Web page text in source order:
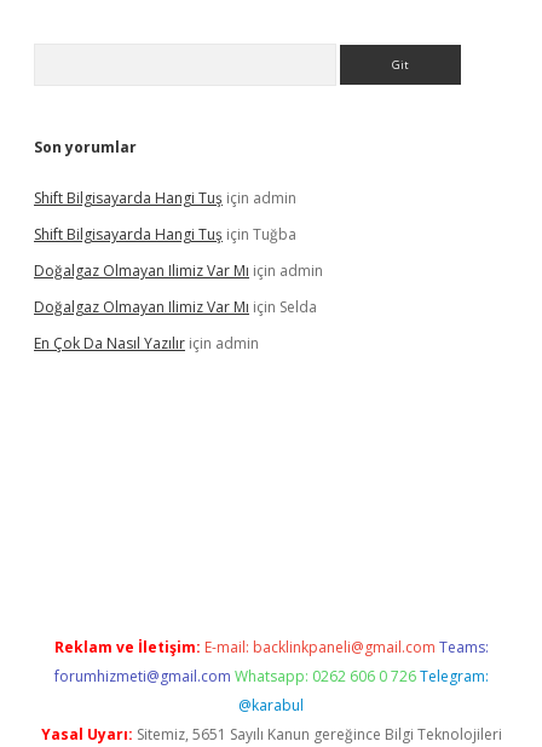
Son yorumlar
Shift Bilgisayarda Hangi Tuş için admin
Shift Bilgisayarda Hangi Tuş için Tuğba
Doğalgaz Olmayan Ilimiz Var Mı için admin
Doğalgaz Olmayan Ilimiz Var Mı için Selda
En Çok Da Nasıl Yazılır için admin
Reklam ve İletişim: E-mail: backlinkpaneli@gmail.com Teams:
forumhizmeti@gmail.com Whatsapp: 0262 606 0 726 Telegram:
@karabul
Yasal Uyarı: Sitemiz, 5651 Sayılı Kanun gereğince Bilgi Teknolojileri